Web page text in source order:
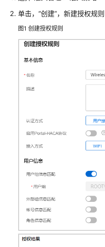
配
案
例
单
景
组
网
场
网
单击，“创建”，新建授权规
图1 创建授权规则